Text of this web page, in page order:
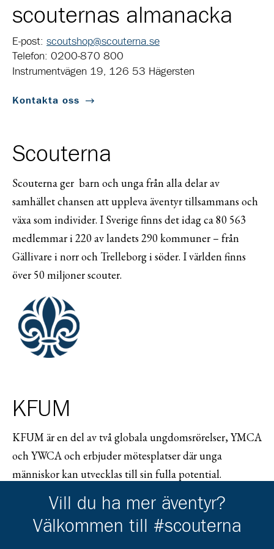
scouternas almanacka
E-post: scoutshop@scouterna.se
Telefon: 0200-870 800
Instrumentvägen 19, 126 53 Hägersten
Kontakta oss
Scouterna
Scouterna ger barn och unga från alla delar av
samhället chansen att uppleva äventyr tillsammans och
växa som individer. I Sverige finns det idag ca 80 563
medlemmar i 220 av landets 290 kommuner – från
Gällivare i norr och Trelleborg i söder. I världen finns
över 50 miljoner scouter.
KFUM
KFUM är en del av två globala ungdomsrörelser, YMCA
och YWCA och erbjuder mötesplatser där unga
människor kan utvecklas till sin fulla potential.
och når ca 70 miljoner människor. I Sverige samlar
KFUM ca 150 föreningar och ca 50 000 medlemmar.
Vill du ha mer äventyr?
Välkommen till #scouterna